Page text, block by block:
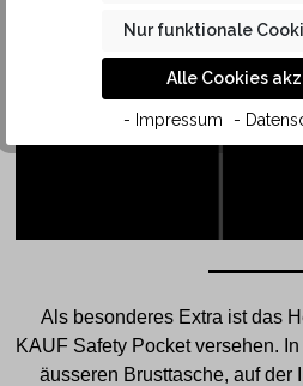
Als besonderes Extra ist das
KAUF Safety Pocket versehen.
äusseren Brusttasche, auf der
Nur funktionale
Alle Cookies
- Impressum -